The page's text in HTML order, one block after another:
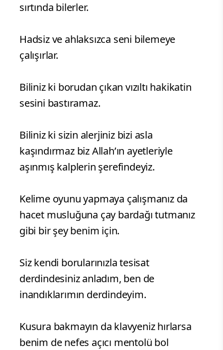
sırtında bilerler.
Hadsiz ve ahlaksızca seni bilemeye
çalışırlar.
Biliniz ki borudan çıkan vızıltı hakikatin
sesini bastıramaz.
Biliniz ki sizin alerjiniz bizi asla
kaşındırmaz biz Allah’ın ayetleriyle
aşınmış kalplerin şerefindeyiz.
Kelime oyunu yapmaya çalışmanız da
hacet musluğuna çay bardağı tutmanız
gibi bir şey benim için.
Siz kendi borularınızla tesisat
derdindesiniz anladım, ben de
inandıklarımın derdindeyim.
Kusura bakmayın da klavyeniz hırlarsa
benim de nefes açıcı mentolü bol